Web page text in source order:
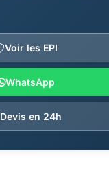
Voir les EPI
WhatsApp
Devis en 24h